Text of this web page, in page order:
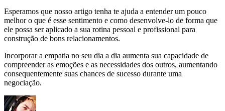
Esperamos que nosso artigo tenha te ajuda a entender um pouco
melhor o que é esse sentimento e como desenvolve-lo de forma que
ele possa ser aplicado a sua rotina pessoal e profissional para
construção de bons relacionamentos.
Incorporar a empatia no seu dia a dia aumenta sua capacidade de
compreender as emoções e as necessidades dos outros, aumentando
consequentemente suas chances de sucesso durante uma
negociação.